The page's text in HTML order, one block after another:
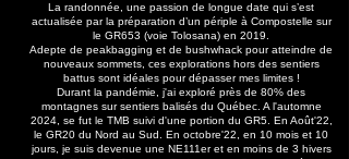
La randonnée, une passion de longue date qui s’est
actualisée par la préparation d’un périple à Compostelle sur
le GR653 (voie Tolosana) en 2019.
Adepte de peakbagging et de bushwhack pour atteindre de
nouveaux sommets, ces explorations hors des sentiers
battus sont idéales pour dépasser mes limites !
Durant la pandémie, j'ai exploré près de 80% des
montagnes sur sentiers balisés du Québec. A l'automne
2024, se fut le TMB suivi d'une portion du GR5. En Août'22,
le GR20 du Nord au Sud. En octobre'22, en 10 mois et 10
jours, je suis devenue une NE111er et en moins de 3 hivers